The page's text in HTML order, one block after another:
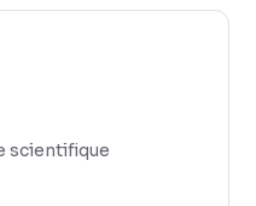
scientifique